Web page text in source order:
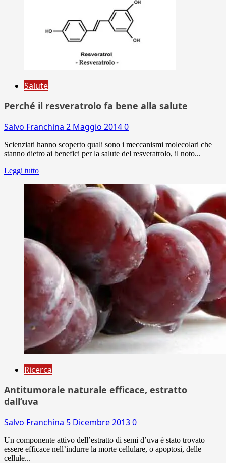
Salute
Perché il resveratrolo fa bene alla salute
Salvo Franchina 2 Maggio 20140
Scienziati hanno scoperto quali sono i meccanismi molecolari che
stanno dietro ai benefici per la salute del resveratrolo, il noto...
Leggi tutto
Ricerca
Antitumorale naturale efficace, estratto
dall’uva
Salvo Franchina 5 Dicembre 20130
Un componente attivo dell’estratto di semi d’uva è stato trovato
essere efficace nell’indurre la morte cellulare, o apoptosi, delle
cellule...